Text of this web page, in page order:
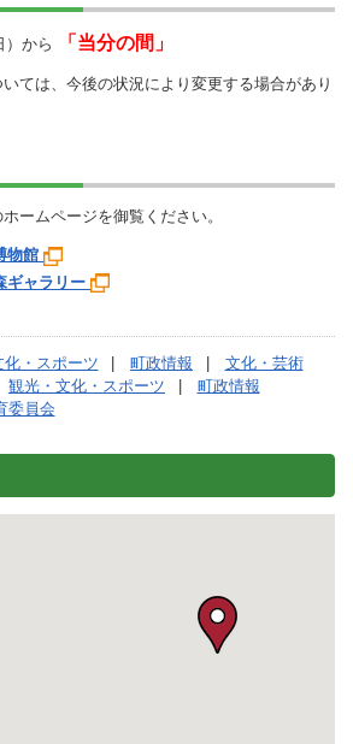
）から 「当分の間」
ては、今後の状況により変更する場合があり
ームページを御覧ください。
物館
ギャラリー
化・スポーツ 町政情報
文化・芸術
観光・文化・スポーツ
町政情報
委員会